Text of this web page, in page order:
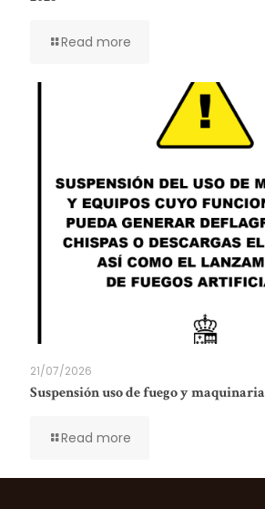
Read more
21/07/2026
Suspensión uso de fuego y maquinaria
Read more